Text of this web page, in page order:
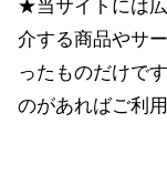
★当サイトには
介する商品やサ
ったものだけで
のがあればご利用